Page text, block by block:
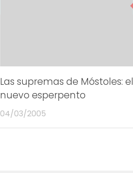
Las supremas de Móstoles: el
nuevo esperpento
04/03/2005